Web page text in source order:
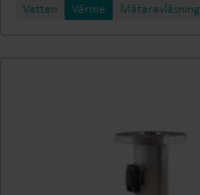
Vatten Värme Mätaravläsning